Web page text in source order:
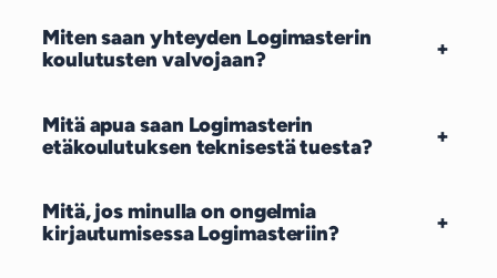
Miten saan yhteyden Logimasterin
koulutusten valvojaan?
+
Mitä apua saan Logimasterin
etäkoulutuksen teknisestä tuesta?
+
Mitä, jos minulla on ongelmia
kirjautumisessa Logimasteriin?
+